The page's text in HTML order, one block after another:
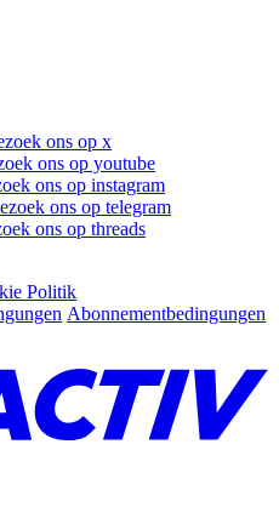
ons op x
ons op youtube
ons op instagram
ons op telegram
ons op threads
Politik
Abonnementbedingungen